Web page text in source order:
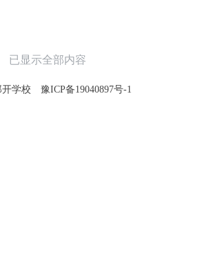
已显示全部内容
开学校 豫ICP备19040897号-1